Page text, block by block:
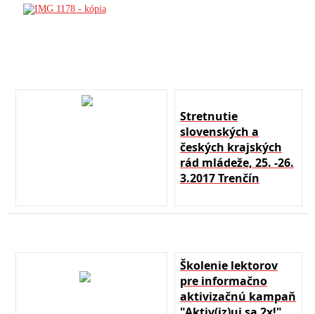
Stretnutie
slovenských a
českých krajských
rád mládeže, 25. -26.
3.2017 Trenčín
Školenie lektorov
pre informačno
aktivizačnú kampaň